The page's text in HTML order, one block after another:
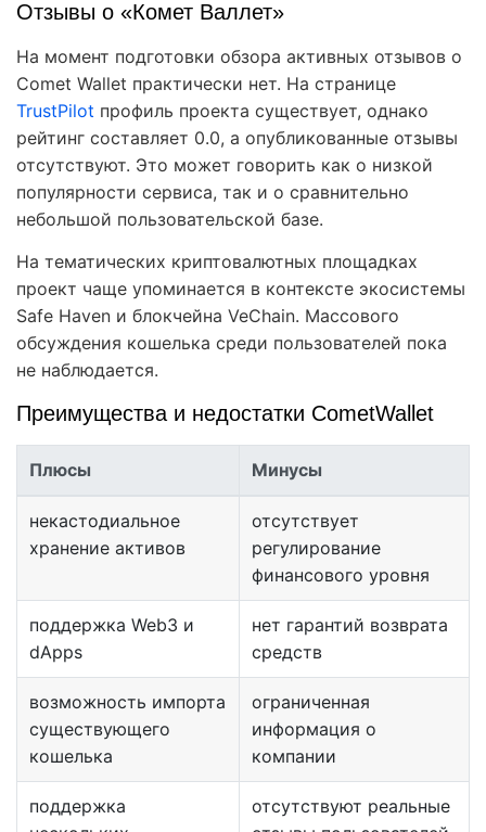
Отзывы о «Комет Валлет»
На момент подготовки обзора активных отзывов о
Comet Wallet практически нет. На странице
TrustPilot профиль проекта существует, однако
рейтинг составляет 0.0, а опубликованные отзывы
отсутствуют. Это может говорить как о низкой
популярности сервиса, так и о сравнительно
небольшой пользовательской базе.
На тематических криптовалютных площадках
проект чаще упоминается в контексте экосистемы
Safe Haven и блокчейна VeChain. Массового
обсуждения кошелька среди пользователей пока
не наблюдается.
Преимущества и недостатки CometWallet
Плюсы Минусы
некастодиальное
хранение активов
отсутствует
регулирование
финансового уровня
поддержка Web3 и
dApps
нет гарантий возврата
средств
возможность импорта
существующего
кошелька
ограниченная
информация о
компании
поддержка
отсутствуют реальные